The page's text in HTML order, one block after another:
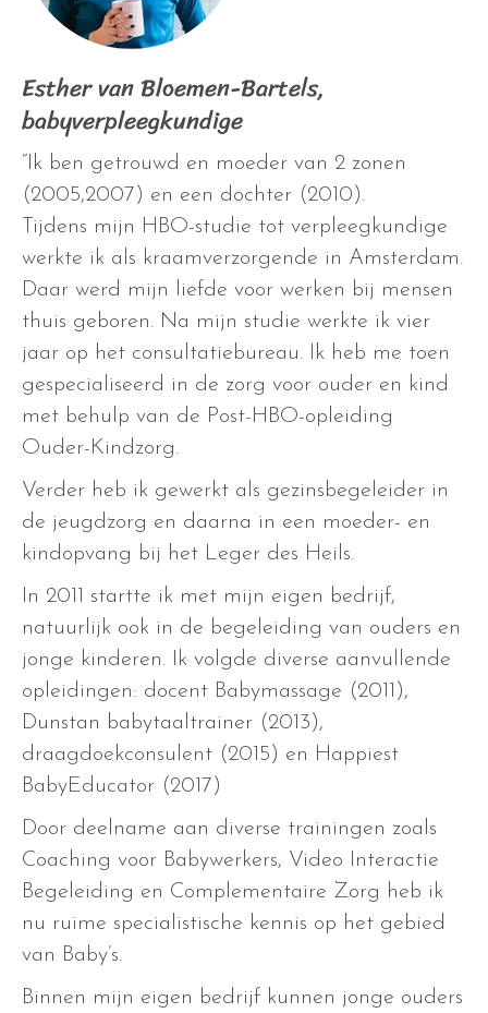
Esther van Bloemen-Bartels,
babyverpleegkundige
“Ik ben getrouwd en moeder van 2 zonen
(2005,2007) en een dochter (2010).
Tijdens mijn HBO-studie tot verpleegkundige
werkte ik als kraamverzorgende in Amsterdam.
Daar werd mijn liefde voor werken bij mensen
thuis geboren. Na mijn studie werkte ik vier
jaar op het consultatiebureau. Ik heb me toen
gespecialiseerd in de zorg voor ouder en kind
met behulp van de Post-HBO-opleiding
Ouder-Kindzorg.
Verder heb ik gewerkt als gezinsbegeleider in
de jeugdzorg en daarna in een moeder- en
kindopvang bij het Leger des Heils.
In 2011 startte ik met mijn eigen bedrijf,
natuurlijk ook in de begeleiding van ouders en
jonge kinderen. Ik volgde diverse aanvullende
opleidingen: docent Babymassage (2011),
Dunstan babytaaltrainer (2013),
draagdoekconsulent (2015) en Happiest
BabyEducator (2017)
Door deelname aan diverse trainingen zoals
Coaching voor Babywerkers, Video Interactie
Begeleiding en Complementaire Zorg heb ik
nu ruime specialistische kennis op het gebied
van Baby’s.
Binnen mijn eigen bedrijf kunnen jonge ouders